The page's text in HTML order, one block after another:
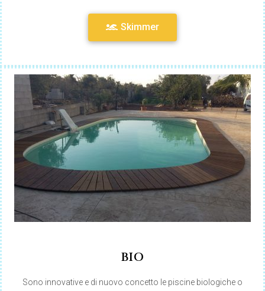
Skimmer
BIO
Sono innovative e di nuovo concetto le piscine biologiche o